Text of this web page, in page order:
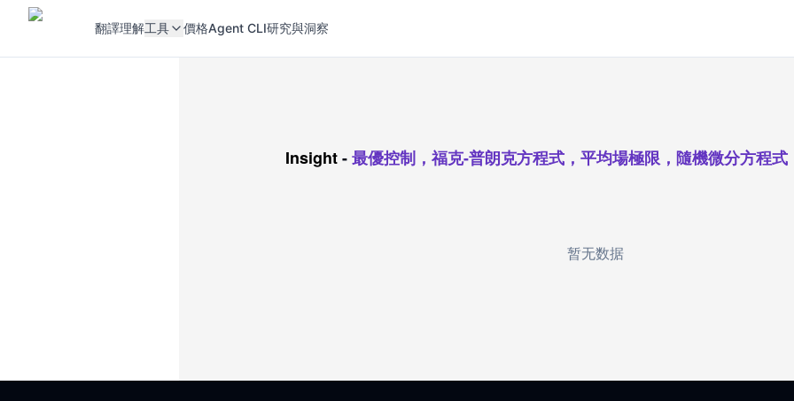
翻譯理解工具 價格Agent CLI研究與洞察
Insight-最優控制，福克-普朗克方程式，平均場極限，隨機微分方程式
暂无数据